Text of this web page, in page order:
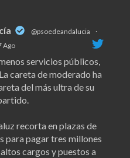
@psoedeandalucia
·
Ago
servicios públicos,
careta de moderado ha
del más ultra de su
recorta en plazas de
para pagar tres millones
cargos y puestos a